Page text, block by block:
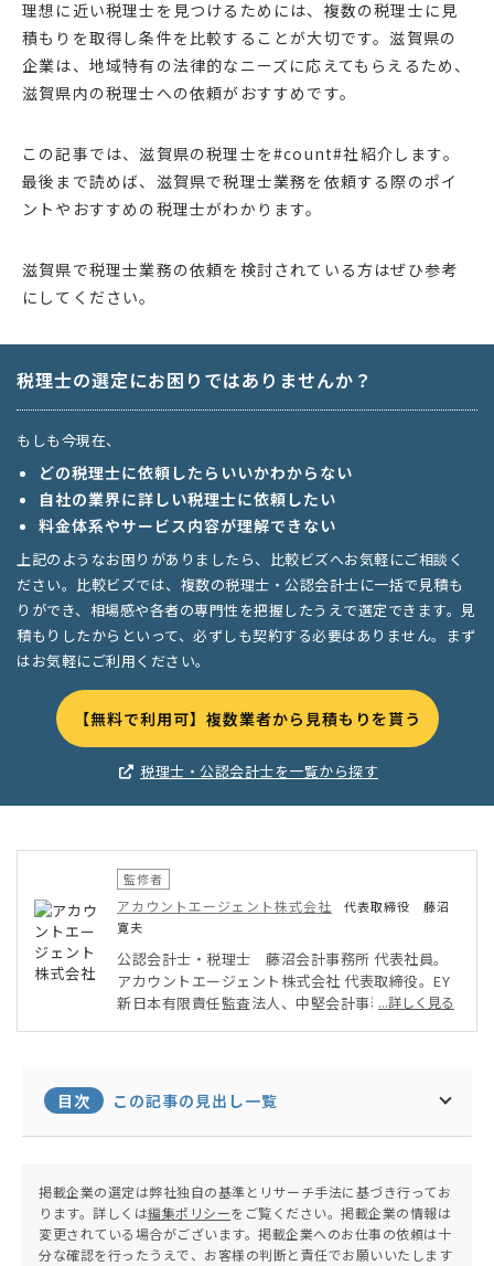
理想に近い税理士を見つけるためには、複数の税理士に見
積もりを取得し条件を比較することが大切です。滋賀県の
企業は、地域特有の法律的なニーズに応えてもらえるため、
滋賀県内の税理士への依頼がおすすめです。
この記事では、滋賀県の税理士を#count#社紹介します。
最後まで読めば、滋賀県で税理士業務を依頼する際のポイ
ントやおすすめの税理士がわかります。
滋賀県で税理士業務の依頼を検討されている方はぜひ参考
にしてください。
税理士の選定にお困りではありませんか？
もしも今現在、
どの税理士に依頼したらいいかわからない
自社の業界に詳しい税理士に依頼したい
料金体系やサービス内容が理解できない
上記のようなお困りがありましたら、比較ビズへお気軽にご相談く
ださい。比較ビズでは、複数の税理士・公認会計士に一括で見積も
りができ、相場感や各者の専門性を把握したうえで選定できます。見
積もりしたからといって、必ずしも契約する必要はありません。まず
はお気軽にご利用ください。
【無料で利用可】複数業者から見積もりを貰う
税理士・公認会計士を一覧から探す
監修者
アカウントエージェント株式会社
代表取締役 藤沼
寛夫
公認会計士・税理士 藤沼会計事務所 代表社員。
アカウントエージェント株式会社 代表取締役。EY
新日本有限責任監査法人、中堅会計事務所を経て独
供している。
...詳しく見る
目次 この記事の見出し一覧
掲載企業の選定は弊社独自の基準とリサーチ手法に基づき行ってお
ります。詳しくは編集ポリシーをご覧ください。掲載企業の情報は
変更されている場合がございます。掲載企業へのお仕事の依頼は十
分な確認を行ったうえで、お客様の判断と責任でお願いいたします